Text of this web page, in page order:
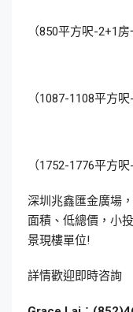
（850平方呎-2+1房
（1087-1108平方
（1752-1776平方
深圳兆鑫匯金廣場
面積、低總價，小
景現樓單位!
詳情歡迎即時咨詢